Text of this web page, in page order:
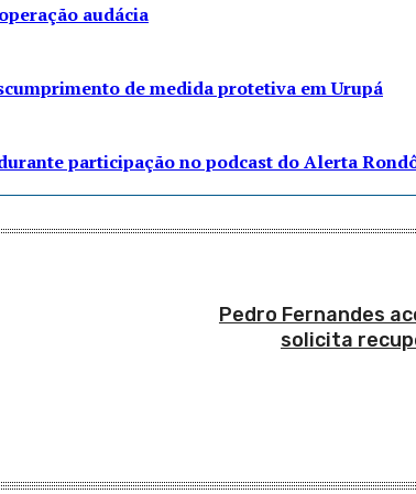
audácia
de medida protetiva em Urupá
participação no podcast do Alerta
Pedro Fernandes
solicita